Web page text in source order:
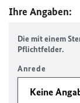
Ihre Angaben:
Die mit einem
Pflichtfelder.
Anrede